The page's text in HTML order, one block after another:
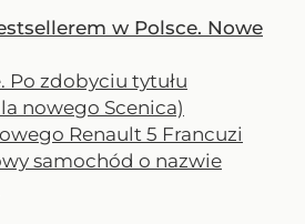
w Polsce. Nowe
Po zdobyciu tytułu
nowego Scenica)
Renault 5 Francuzi
samochód o nazwie